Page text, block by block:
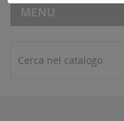
MENU